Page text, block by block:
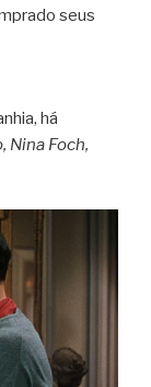
seus
há
Nina Foch,